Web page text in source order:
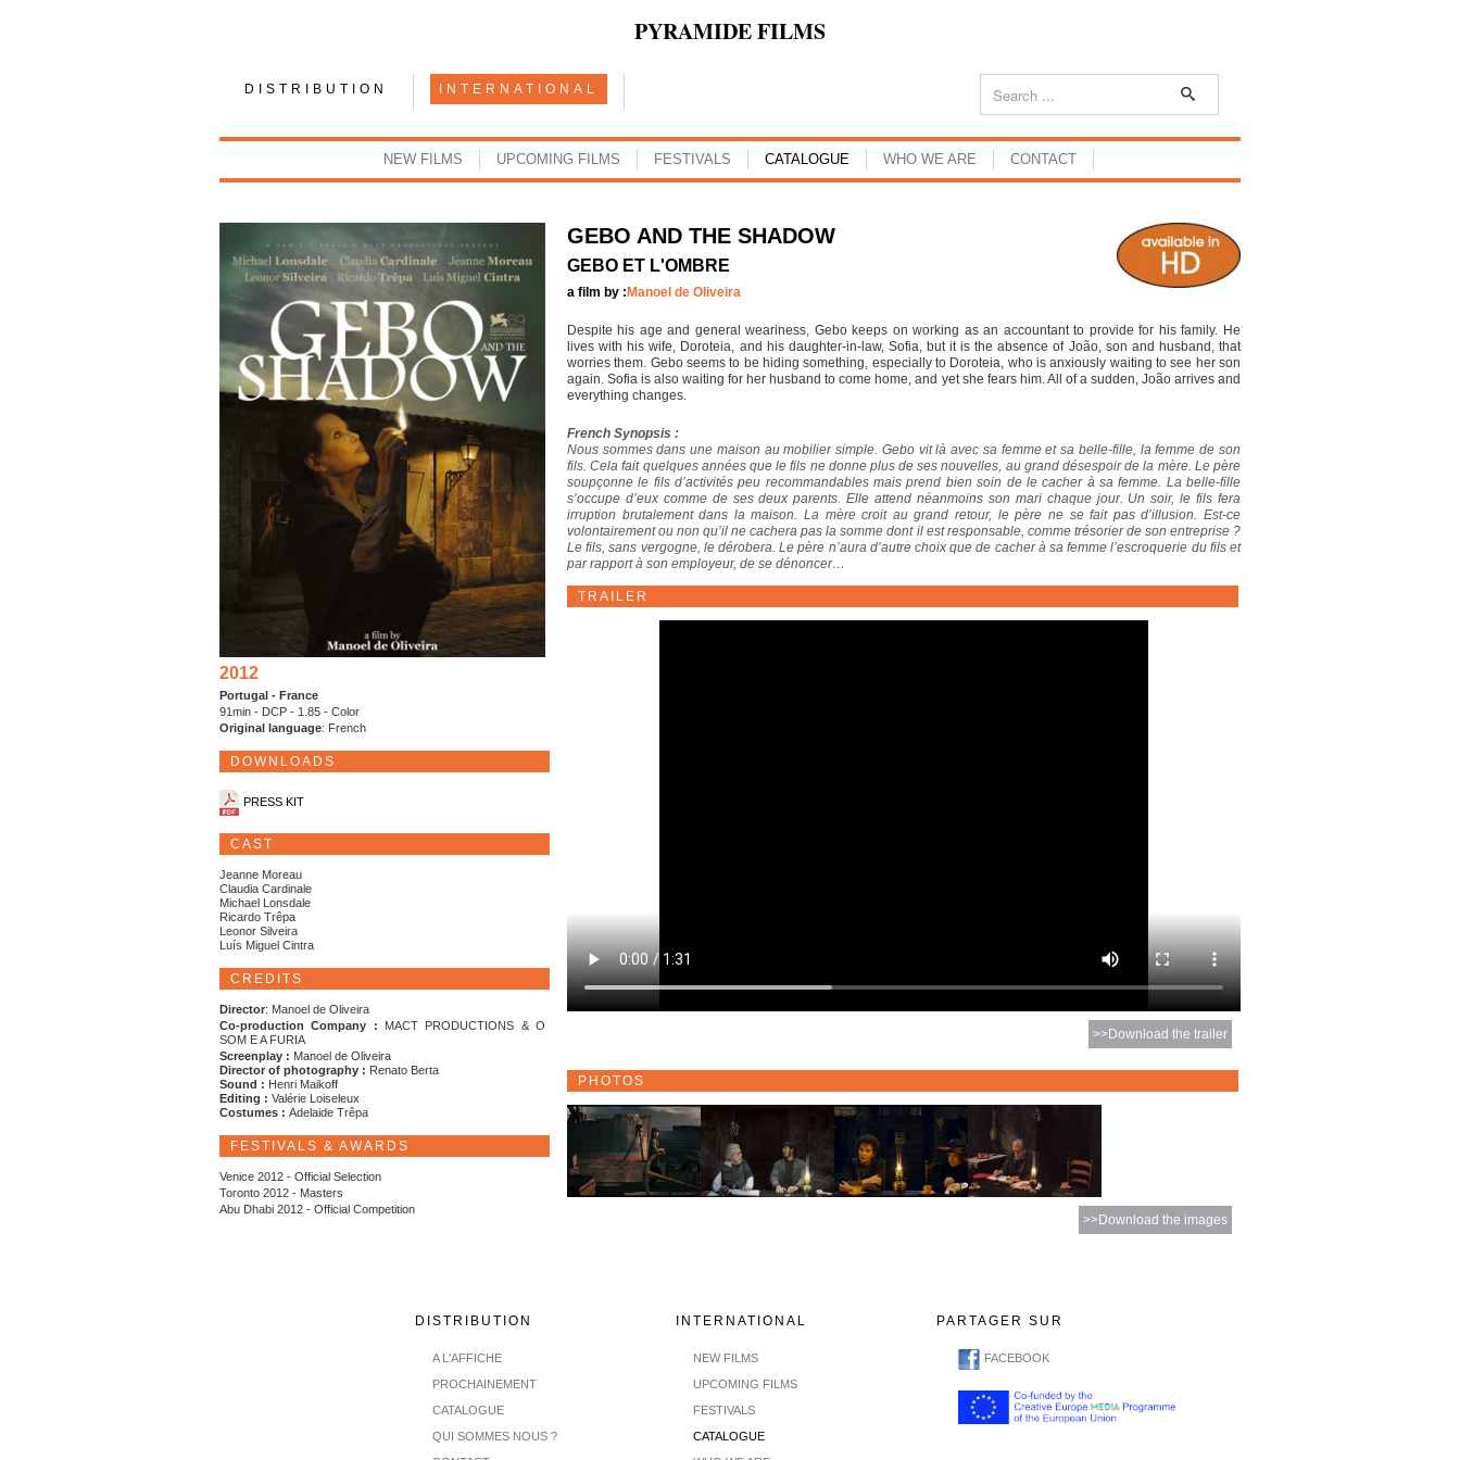
PYRAMIDE FILMS
DISTRIBUTION INTERNATIONAL
NEW FILMS UPCOMING FILMS FESTIVALS CATALOGUE WHO WE ARE CONTACT
2012
Portugal - France
91min - DCP - 1.85 - Color
Original language: French
DOWNLOADS
PRESS KIT
CAST
Jeanne Moreau
Claudia Cardinale
Michael Lonsdale
Ricardo Trêpa
Leonor Silveira
Luís Miguel Cintra
CREDITS
Director: Manoel de Oliveira
Co-production Company : MACT PRODUCTIONS & O
SOM E A FURIA
Screenplay : Manoel de Oliveira
Director of photography : Renato Berta
Sound : Henri Maikoff
Editing : Valérie Loiseleux
Costumes : Adelaide Trêpa
FESTIVALS & AWARDS
Venice 2012 - Official Selection
Toronto 2012 - Masters
Abu Dhabi 2012 - Official Competition
GEBO AND THE SHADOW
GEBO ET L'OMBRE
a film by : Manoel de Oliveira
Despite his age and general weariness, Gebo keeps on working as an accountant to provide for his family. He
lives with his wife, Doroteia, and his daughter-in-law, Sofia, but it is the absence of João, son and husband, that
worries them. Gebo seems to be hiding something, especially to Doroteia, who is anxiously waiting to see her son
again. Sofia is also waiting for her husband to come home, and yet she fears him. All of a sudden, João arrives and
everything changes.
French Synopsis :
Nous sommes dans une maison au mobilier simple. Gebo vit là avec sa femme et sa belle-fille, la femme de son
fils. Cela fait quelques années que le fils ne donne plus de ses nouvelles, au grand désespoir de la mère. Le père
soupçonne le fils d’activités peu recommandables mais prend bien soin de le cacher à sa femme. La belle-fille
s’occupe d’eux comme de ses deux parents. Elle attend néanmoins son mari chaque jour. Un soir, le fils fera
irruption brutalement dans la maison. La mère croit au grand retour, le père ne se fait pas d’illusion. Est-ce
volontairement ou non qu’il ne cachera pas la somme dont il est responsable, comme trésorier de son entreprise ?
Le fils, sans vergogne, le dérobera. Le père n’aura d’autre choix que de cacher à sa femme l’escroquerie du fils et
par rapport à son employeur, de se dénoncer…
TRAILER
>>Download the trailer
PHOTOS
>>Download the images
DISTRIBUTION
A L'AFFICHE
PROCHAINEMENT
CATALOGUE
QUI SOMMES NOUS ?
INTERNATIONAL
NEW FILMS
UPCOMING FILMS
FESTIVALS
CATALOGUE
PARTAGER SUR
FACEBOOK